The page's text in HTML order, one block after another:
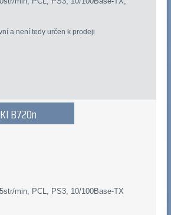
a není tedy určen k prodeji
B720n
min, PCL, PS3, 10/100Base-TX